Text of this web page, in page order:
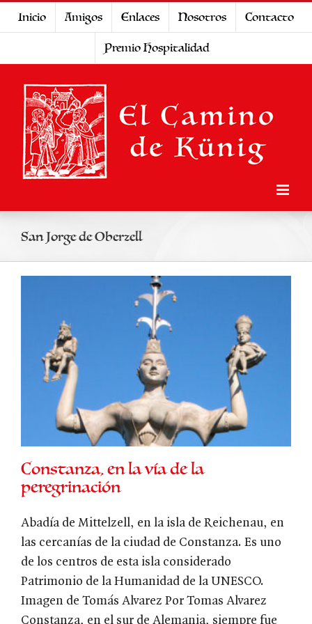
Inicio Amigos Enlaces Nosotros
Contacto
Premio Hospitalidad
San Jorge de Oberzell
Constanza, en la vía de la
peregrinación
Abadía de Mittelzell, en la isla de Reichenau, en
las cercanías de la ciudad de Constanza. Es uno
de los centros de esta isla considerado
Patrimonio de la Humanidad de la UNESCO.
Imagen de Tomás Alvarez Por Tomas Alvarez
Constanza, en el sur de Alemania, siempre fue